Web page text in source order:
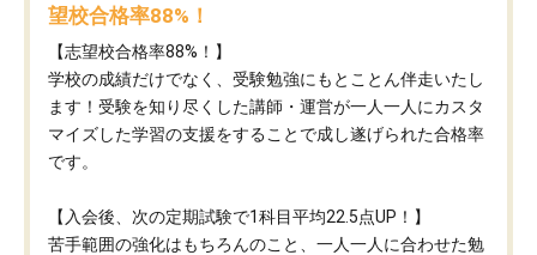
望校合格率88%！
【志望校合格率88%！】
学校の成績だけでなく、受験勉強にもとことん伴走いたし
ます！受験を知り尽くした講師・運営が​一人一人にカスタ
マイズした学習の支援をすることで成し遂げられた合格率
です。
【入会後、次の定期試験で1科目平均22.5点UP！】
苦手範囲の強化はもちろんのこと、​一人一人に合わせた勉